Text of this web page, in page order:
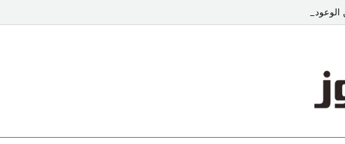
الوعود والواقع متى تنتهيدى معاناة المواطنين مع الانقطاع المتكرر